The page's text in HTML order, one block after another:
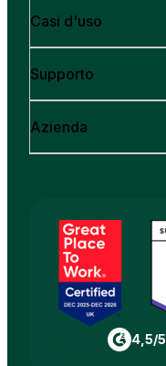
Casi d'uso
Supporto
Azienda
4,5/5